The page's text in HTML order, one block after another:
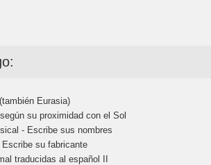
Eurasia)
su proximidad con el Sol
- Escribe sus nombres
su fabricante
traducidas al español II